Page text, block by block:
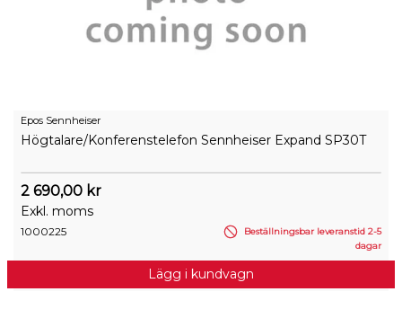
Epos Sennheiser
Högtalare/Konferenstelefon Sennheiser Expand SP30T
2 690,00 kr
Exkl. moms
1000225
Beställningsbar leveranstid 2-5
dagar
Lägg i kundvagn